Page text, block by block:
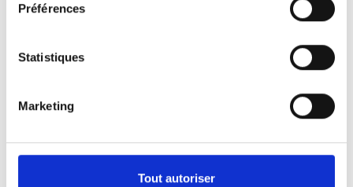
Préférences
Statistiques
Marketing
Tout autoriser
Éclairage nocturne.
Ne vous laissez pas intimider par l’obscurité.
La plateforme et la télécommande du Joey